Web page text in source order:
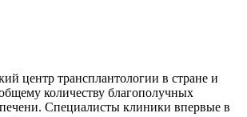
центр трансплантологии в стране и
количеству благополучных
Специалисты клиники впервые в